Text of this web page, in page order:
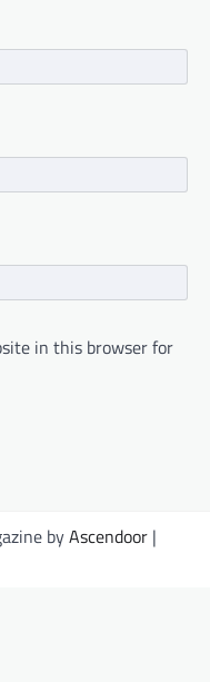
in this browser for
byAscendoor |